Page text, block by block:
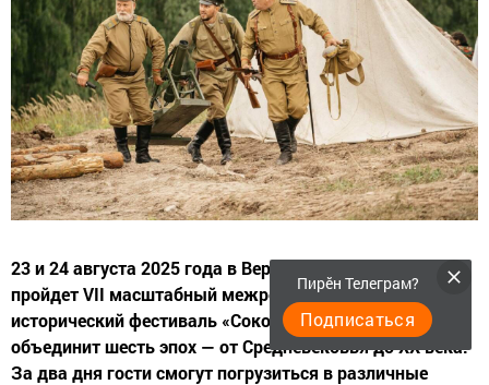
23 и 24 августа 2025 года в Верхнем Услоне, Татарстан,
пройдет VII масштабный межрегиональный
исторический фестиваль «Соколка». Мероприятие
объединит шесть эпох — от Средневековья до ХХ века.
За два дня гости смогут погрузиться в различные
Пирӗн Телеграм?
Подписаться